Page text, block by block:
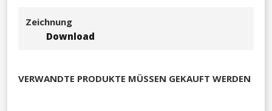
Zeichnung
Download
VERWANDTE PRODUKTE MÜSSEN GEKAUFT WERDEN